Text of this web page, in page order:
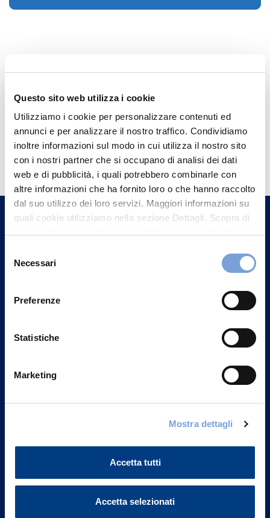
Questo sito web utilizza i cookie
Utilizziamo i cookie per personalizzare contenuti ed
annunci e per analizzare il nostro traffico. Condividiamo
inoltre informazioni sul modo in cui utilizza il nostro sito
con i nostri partner che si occupano di analisi dei dati
web e di pubblicità, i quali potrebbero combinarle con
altre informazioni che ha fornito loro o che hanno raccolto
dal suo utilizzo dei loro servizi. Maggiori informazioni su
quali cookie utilizziamo nella sezione Dettagli. Scopra di
può trovare nel footer del sito nella sezione "Informativa
delNecessari
Preferenze
Statistiche
Marketing
Mostra dettagli
Accetta tutti
Accetta selezionati
Hai bisogno di
informazioni?
Trova l'Agenzia più vicina a te e parla con
un nostro Agente.
Contattaci